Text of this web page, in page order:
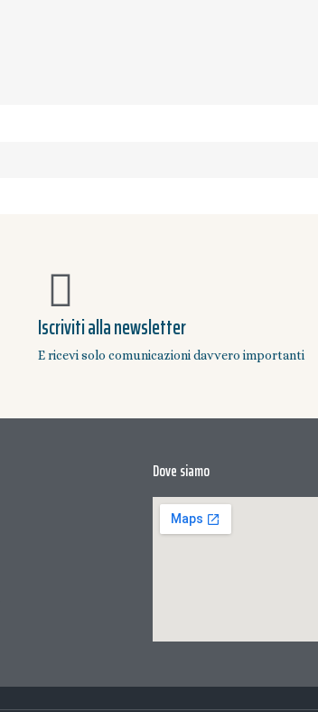
Iscriviti alla newsletter
E ricevi solo comunicazioni davvero importanti
Dove siamo